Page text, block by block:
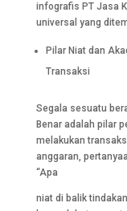
infografis PT Jasa
universal yang
Pilar Niat dan
Transaksi
Segala sesuatu
Benar adalah pilar
melakukan
anggaran,
“Apa
niat di balik